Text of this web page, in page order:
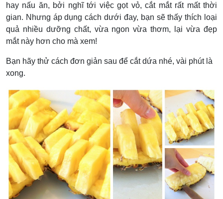
hay nấu ăn, bởi nghĩ tới việc gọt vỏ, cắt mắt rất mất thời
gian. Nhưng áp dụng cách dưới đay, bạn sẽ thấy thích loại
quả nhiều dưỡng chất, vừa ngon vừa thơm, lại vừa đẹp
mắt này hơn cho mà xem!
Bạn hãy thử cách đơn giản sau để cắt dứa nhé, vài phút là
xong.